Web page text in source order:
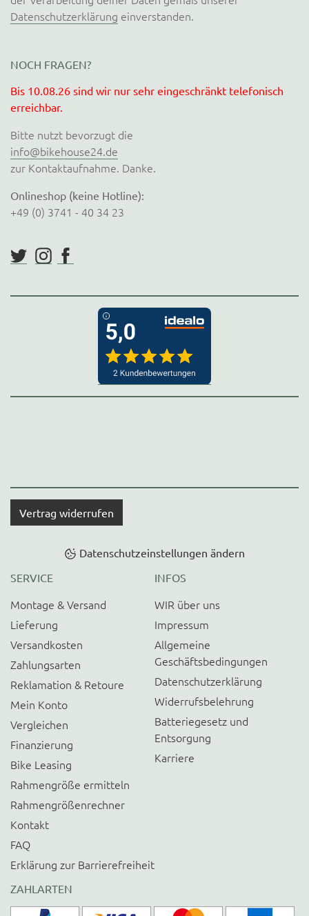
Datenschutzerklärung einverstanden.
NOCH FRAGEN?
Bis 10.08.26 sind wir nur sehr eingeschränkt telefonisch
erreichbar.
Bitte nutzt bevorzugt die
info@bikehouse24.de
zur Kontaktaufnahme. Danke.
Onlineshop (keine Hotline):
+49 (0) 3741 - 40 34 23
Vertrag widerrufen
Datenschutzeinstellungen ändern
SERVICE
Montage & Versand
Lieferung
Versandkosten
Zahlungsarten
Reklamation & Retoure
Mein Konto
Vergleichen
Finanzierung
Bike Leasing
Rahmengröße ermitteln
Rahmengrößenrechner
Kontakt
FAQ
Erklärung zur Barrierefreiheit
INFOS
WIR über uns
Impressum
Allgemeine
Geschäftsbedingungen
Datenschutzerklärung
Widerrufsbelehrung
Batteriegesetz und
Entsorgung
Karriere
ZAHLARTEN